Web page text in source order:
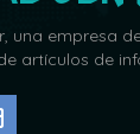
una empresa
artículos de